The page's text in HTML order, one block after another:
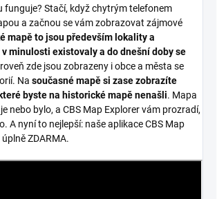
funguje? Stačí, když chytrým telefonem
a začnou se vám zobrazovat zájmové
mapě to jsou především lokality a
minulosti existovaly a do dnešní doby se
zde jsou zobrazeny i obce a města se
Na současné mapě si zase zobrazíte
byste na historické mapě nenašli. Mapa
nebo bylo, a CBS Map Explorer vám prozradí,
A nyní to nejlepší: naše aplikace CBS Map
ZDARMA.